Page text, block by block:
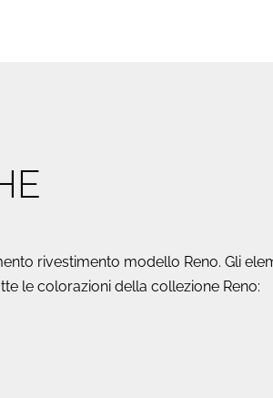
rivestimento modello Reno. Gli
le colorazioni della collezione Reno: